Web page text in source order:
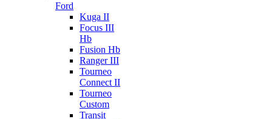
Ford
Kuga II
Focus III
Hb
Fusion Hb
Ranger III
Tourneo
Connect II
Tourneo
Custom
Transit